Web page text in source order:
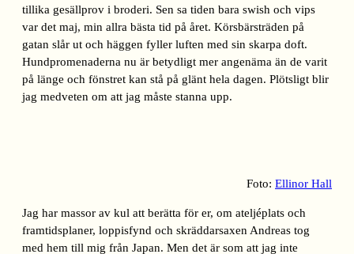
tillika gesällprov i broderi. Sen sa tiden bara swish och vips
var det maj, min allra bästa tid på året. Körsbärsträden på
gatan slår ut och häggen fyller luften med sin skarpa doft.
Hundpromenaderna nu är betydligt mer angenäma än de varit
på länge och fönstret kan stå på glänt hela dagen. Plötsligt blir
jag medveten om att jag måste stanna upp.
Foto: Ellinor Hall
Jag har massor av kul att berätta för er, om ateljéplats och
framtidsplaner, loppisfynd och skräddarsaxen Andreas tog
med hem till mig från Japan. Men det är som att jag inte